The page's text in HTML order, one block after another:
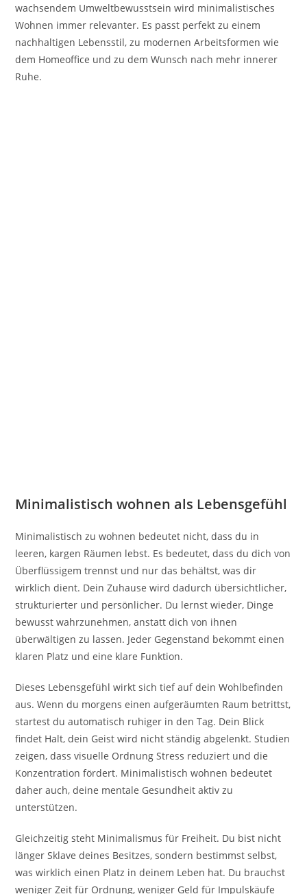
wachsendem Umweltbewusstsein wird minimalistisches
Wohnen immer relevanter. Es passt perfekt zu einem
nachhaltigen Lebensstil, zu modernen Arbeitsformen wie
dem Homeoffice und zu dem Wunsch nach mehr innerer
Ruhe.
Minimalistisch wohnen als Lebensgefühl
Minimalistisch zu wohnen bedeutet nicht, dass du in
leeren, kargen Räumen lebst. Es bedeutet, dass du dich von
Überflüssigem trennst und nur das behältst, was dir
wirklich dient. Dein Zuhause wird dadurch übersichtlicher,
strukturierter und persönlicher. Du lernst wieder, Dinge
bewusst wahrzunehmen, anstatt dich von ihnen
überwältigen zu lassen. Jeder Gegenstand bekommt einen
klaren Platz und eine klare Funktion.
Dieses Lebensgefühl wirkt sich tief auf dein Wohlbefinden
aus. Wenn du morgens einen aufgeräumten Raum betrittst,
startest du automatisch ruhiger in den Tag. Dein Blick
findet Halt, dein Geist wird nicht ständig abgelenkt. Studien
zeigen, dass visuelle Ordnung Stress reduziert und die
Konzentration fördert. Minimalistisch wohnen bedeutet
daher auch, deine mentale Gesundheit aktiv zu
unterstützen.
Gleichzeitig steht Minimalismus für Freiheit. Du bist nicht
länger Sklave deines Besitzes, sondern bestimmst selbst,
was wirklich einen Platz in deinem Leben hat. Du brauchst
weniger Zeit für Ordnung, weniger Geld für Impulskäufe